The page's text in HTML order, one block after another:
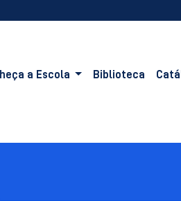
a Escola Biblioteca